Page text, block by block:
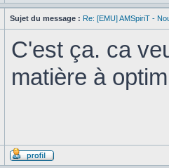
Sujet du message : Re: [EMU] AMSpiriT -
C'est ça. ca
matière à